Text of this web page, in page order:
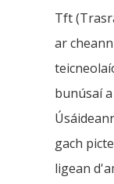
Tft
ar
bunúsaí
gach
ligean